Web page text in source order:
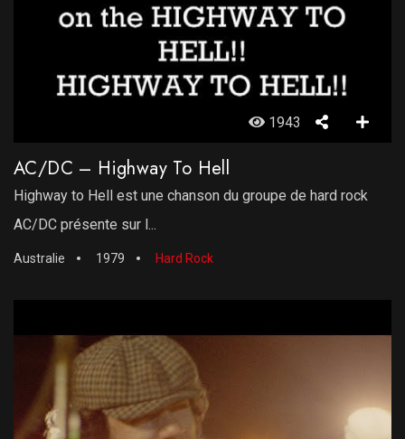
1943
AC/DC – Highway To Hell
Highway to Hell est une chanson du groupe de hard rock
AC/DC présente sur l...
Australie 1979 Hard Rock